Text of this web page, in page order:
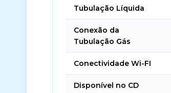
Tubulação Líquida
Conexão da
Tubulação Gás
Conectividade Wi-FI
Disponível no CD